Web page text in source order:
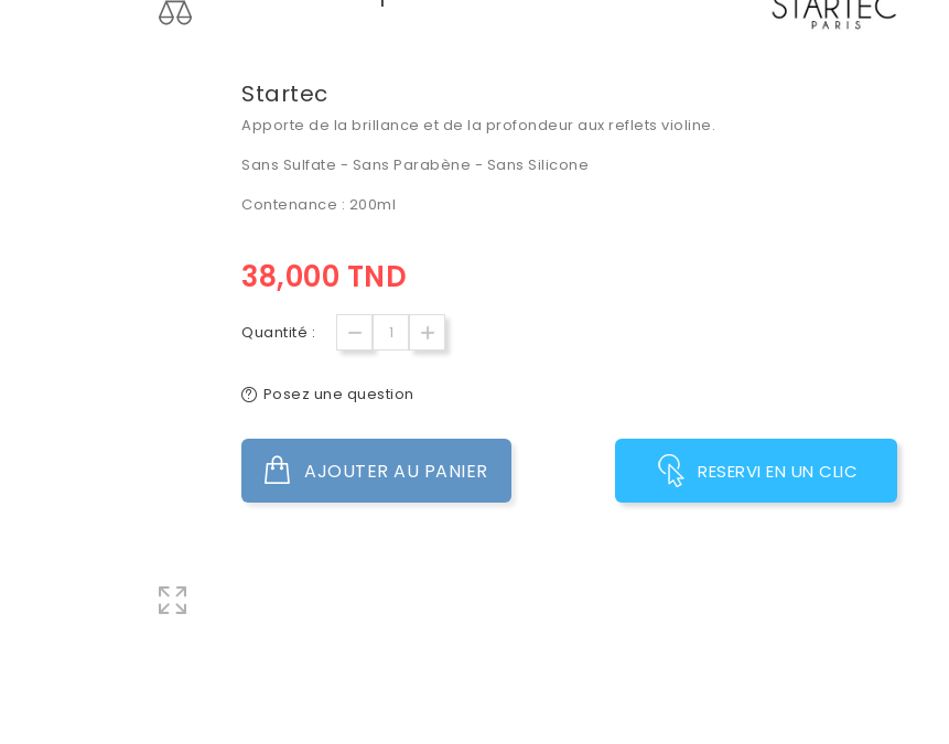
Startec
Apporte de la brillance et de la profondeur aux reflets violine.
Sans Sulfate - Sans Parabène - Sans Silicone
Contenance : 200ml
38,000 TND
Quantité :
Posez une question
AJOUTER AU PANIER RESERVI EN UN CLIC